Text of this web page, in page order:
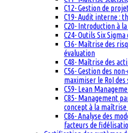
C12- Gestion de
C19- Audit interne :
C20- Introduction à
C24- Outils Six
C36- Maîtrise des
évaluation
C48- Maîtrise des
C56- Gestion des
maximiser le RoI des
C59- Lean
C85- Management
concept à la
C86- Analyse des
facteurs de